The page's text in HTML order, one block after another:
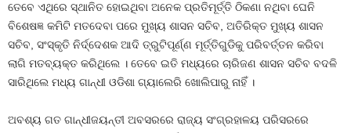
ତେବେ ଏଥିରେ ସ୍ଥାନିତ ହୋଇଥିବା ଅନେକ ପ୍ରତିମୂର୍ତ୍ତି ଠିକଣା ନଥିବା ଘେନି
ବିଶେଷଜ୍ଞ କମିଟି ମତଦେବା ପରେ ମୁଖ୍ୟ ଶାସନ ସଚିବ, ଅତିରିକ୍ତ ମୁଖ୍ୟ ଶାସନ
ସଚିବ, ସଂସ୍କୃତି ନିର୍ଦ୍ଦେଶକ ଆଦି ତ୍ରୁଟିପୂର୍ଣ୍ଣ ମୂର୍ତ୍ତିଗୁଡିକୁ ପରିବର୍ତ୍ତନ କରିବା
ଲାଗି ମତବ୍ୟକ୍ତ କରିଥିଲେ । ତେବେ ଇତି ମଧ୍ୟରେ ଚାରିଜଣ ଶାସନ ସଚିବ ବଦଳି
ସାରିଥିଲେ ମଧ୍ୟ ଗାନ୍ଧୀ ଓଡିଶା ଗ୍ୟାଲେରି ଖୋଲିପାରୁ ନାହିଁ ।
ଅବଶ୍ୟ ଗତ ଗାନ୍ଧୀଜୟନ୍ତୀ ଅବସରରେ ରାଜ୍ୟ ସଂଗ୍ରହାଳୟ ପରିସରରେ